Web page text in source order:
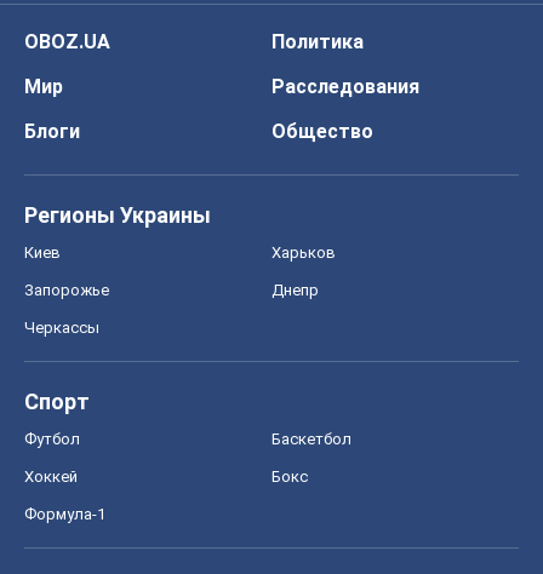
OBOZ.UA
Политика
Мир
Расследования
Блоги
Общество
Регионы Украины
Киев Харьков
Запорожье Днепр
Черкассы
Спорт
Футбол Баскетбол
Хоккей Бокс
Формула-1